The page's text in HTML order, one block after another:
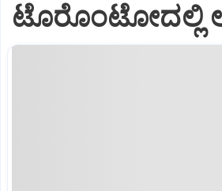
ಟೊರೊಂಟೋದಲ್ಲಿ